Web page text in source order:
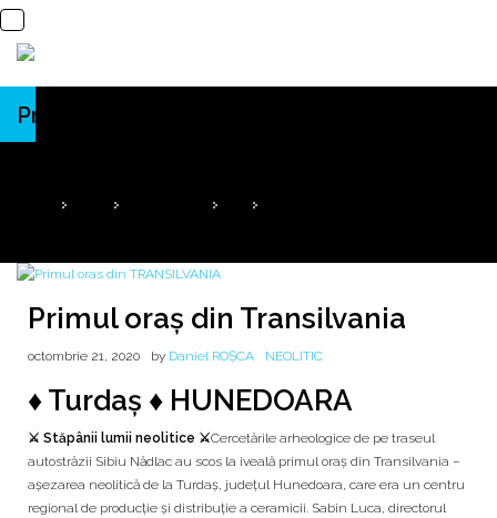
Primul oraș din Transilvania
Primul oraș din Transilvania
octombrie 21, 2020 by Daniel ROȘCA NEOLITIC
♦ Turdaș ♦ HUNEDOARA
⚔️ Stăpânii lumii neolitice ⚔️Cercetările arheologice de pe traseul
autostrăzii Sibiu Nădlac au scos la iveală primul oraș din Transilvania –
așezarea neolitică de la Turdaș, județul Hunedoara, care era un centru
regional de producție și distribuție a ceramicii. Sabin Luca, directorul